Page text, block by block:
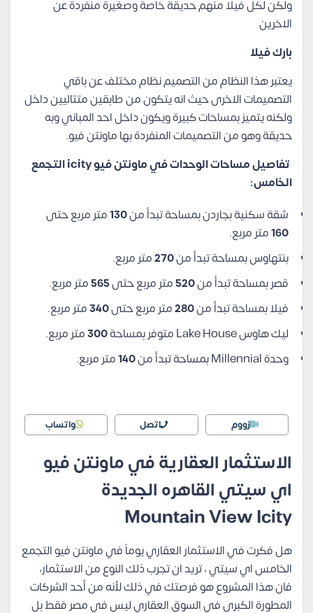
ولكن لكل فيلا منهم حديقة خاصة وصغيرة منفردة عن
الاخرين
بارك فيلا
يعتبر هذا النظام من التصميم نظام مختلف عن باقي
التصميمات الاخرى حيث انه يتكون من طابقين متتاليين داخل
ولكنه يتميز بمساحات كبيرة ويكون داخل احد المباني وبه
حديقة وهو من التصميمات المنفردة بها ماونتن فيو.
تفاصيل مساحات الوحدات في ماونتن فيو icity التجمع
الخامس:
شقة سكنية بجاردن بمساحة تبدأ من130متر مربع حتى
160متر مربع.
بنتهاوس بمساحة تبدأ من270متر مربع.
قصر بمساحة تبدأ من520متر مربع حتى565متر مربع.
فيلا بمساحة تبدأ من280متر مربع حتى340متر مربع.
ليك هاوس Lake House متوفر بمساحة
300متر مربع.
وحدة Millennial بمساحة تبدأ من
140متر مربع.
زووم اتصل واتساب
الاستثمار العقارية في ماونتن فيو
اي سيتي القاهره الجديدة
Mountain View Icity
هل فكرت في الاستثمار العقاري يوماً في ماونتن فيو التجمع
الخامس اي سيتي ، تريد ان تجرب ذلك النوع من الاستثمار،
فان هذا المشروع هو فرصتك في ذلك لأنه من أحد الشركات
المطورة الكبرى في السوق العقاري ليس في مصر فقط بل